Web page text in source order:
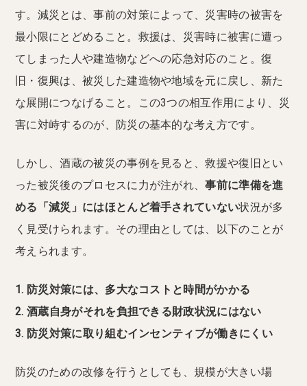
す。減災とは、事前の対策によって、災害時の被害を
最小限にとどめること。救援は、災害時に被害に遭っ
てしまった人や建造物などへの応急対応のこと。復
旧・復興は、被災した建造物や地域を元に戻し、新た
な展開につなげること。この3つの相互作用により、災
害に対峙するのが、防災の基本的な考え方です。
しかし、酒蔵の被災の事例を見ると、救援や復旧とい
った被災後のプロセスに力が注がれ、事前に準備を進
める「減災」にはほとんど着手されていない状況が多
く見受けられます。その理由としては、以下のことが
考えられます。
1. 防災対策には、多大なコストと時間がかかる
2. 酒蔵自身がそれを負担できる財政状況にはない
3. 防災対策に取り組むインセンティブが働きにくい
防災のための改修を行うとしても、規模が大きい場